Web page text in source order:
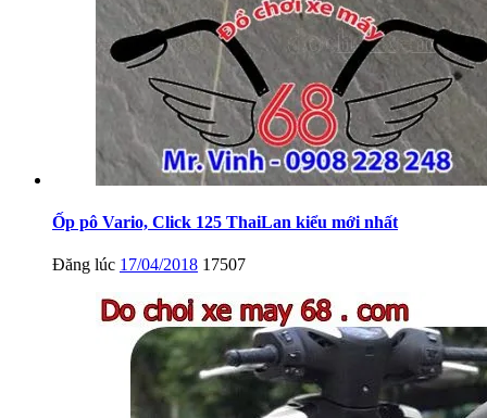
Ốp pô Vario, Click 125 ThaiLan kiểu mới nhất
Đăng lúc 17/04/2018 17507